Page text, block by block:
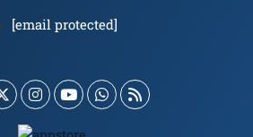
[email protected]